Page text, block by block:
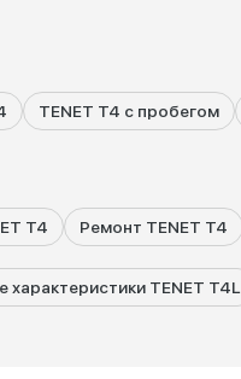
TENET T4 с пробегом
T4 Ремонт TENET T4
характеристики TENET T4L